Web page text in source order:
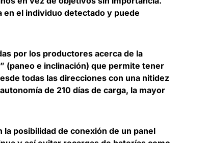
en el individuo detectado y puede
por los productores acerca de la
(paneo e inclinación) que permite tener
todas las direcciones con una nitidez
de 210 días de carga, la mayor
la posibilidad de conexión de un panel